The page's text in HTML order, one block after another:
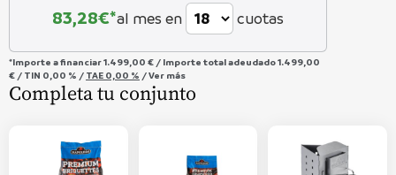
83,28€*al mes en cuotas
*Importe a financiar1.499,00 € / Importe total adeudado1.499,00
€ / TIN 0,00 % / TAE 0,00 % /Ver más
Completa tu conjunto